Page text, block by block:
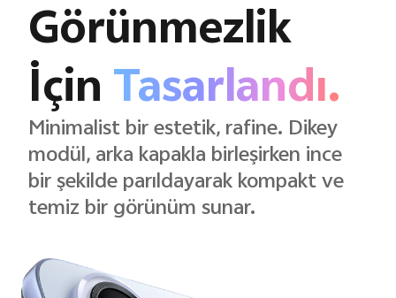
Görünmezlik
İçin Tasarlandı.
Minimalist bir estetik, rafine. Dikey
modül, arka kapakla birleşirken ince
bir şekilde parıldayarak kompakt ve
temiz bir görünüm sunar.